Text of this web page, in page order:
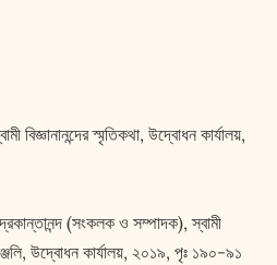
বিজ্ঞানানন্দের স্মৃতিকথা, উদ্বোধন কার্যালয়,
(সংকলক ও সম্পাদক), স্বামী
উদ্বোধন কার্যালয়, ২০১৯, পৃঃ ১৯০-৯১